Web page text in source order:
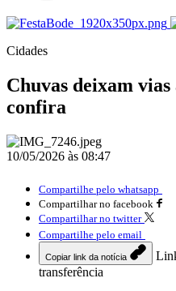
Cidades
Chuvas deixam
confira
10/05/2026 às 08:47
Compartilhe pelo whatsapp
Compartilhar no facebook
Compartilhar no twitter
Compartilhe pelo email
Copiar link da notícia
transferência